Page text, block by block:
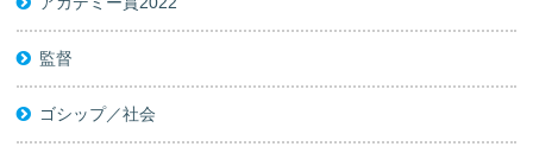
監督
ゴシップ／社会